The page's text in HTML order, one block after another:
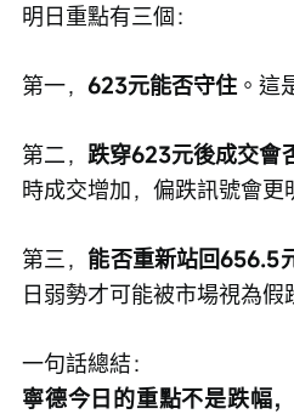
明日重點有三個：
第一， 623元能否守住 。這
第二，跌穿623元後成交會
時成交增加，偏跌訊號會更
第三， 能否重新站回656.5
日弱勢才可能被市場視為假
一句話總結：
寧德今日的重點不是跌幅